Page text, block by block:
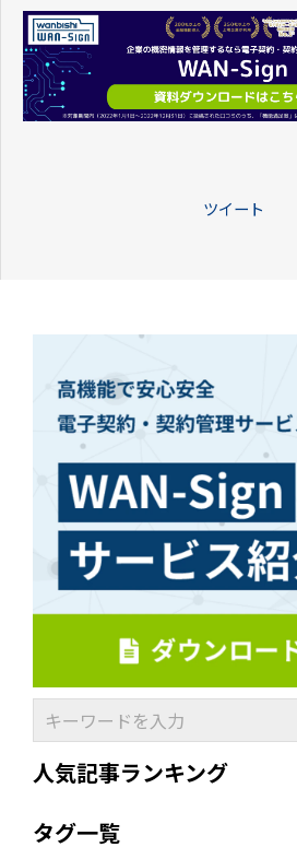
ツイート
人気記事ランキング
タグ一覧